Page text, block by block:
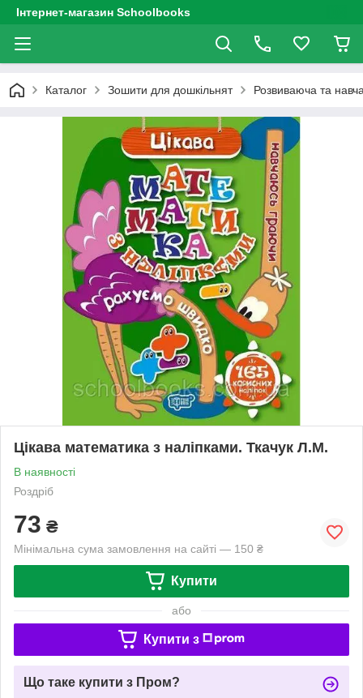
Інтернет-магазин Schoolbooks
Каталог Зошити для дошкільнят Розвиваюча та
Цікава математика з наліпками. Ткачук Л.М.
В наявності
Роздріб
73 ₴
Мінімальна сума замовлення на сайті — 150 ₴
Купити
або
Купити з
Що таке купити з Пром?